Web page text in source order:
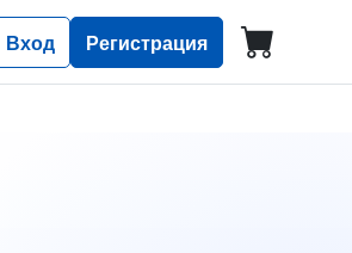
Вход Регистрация